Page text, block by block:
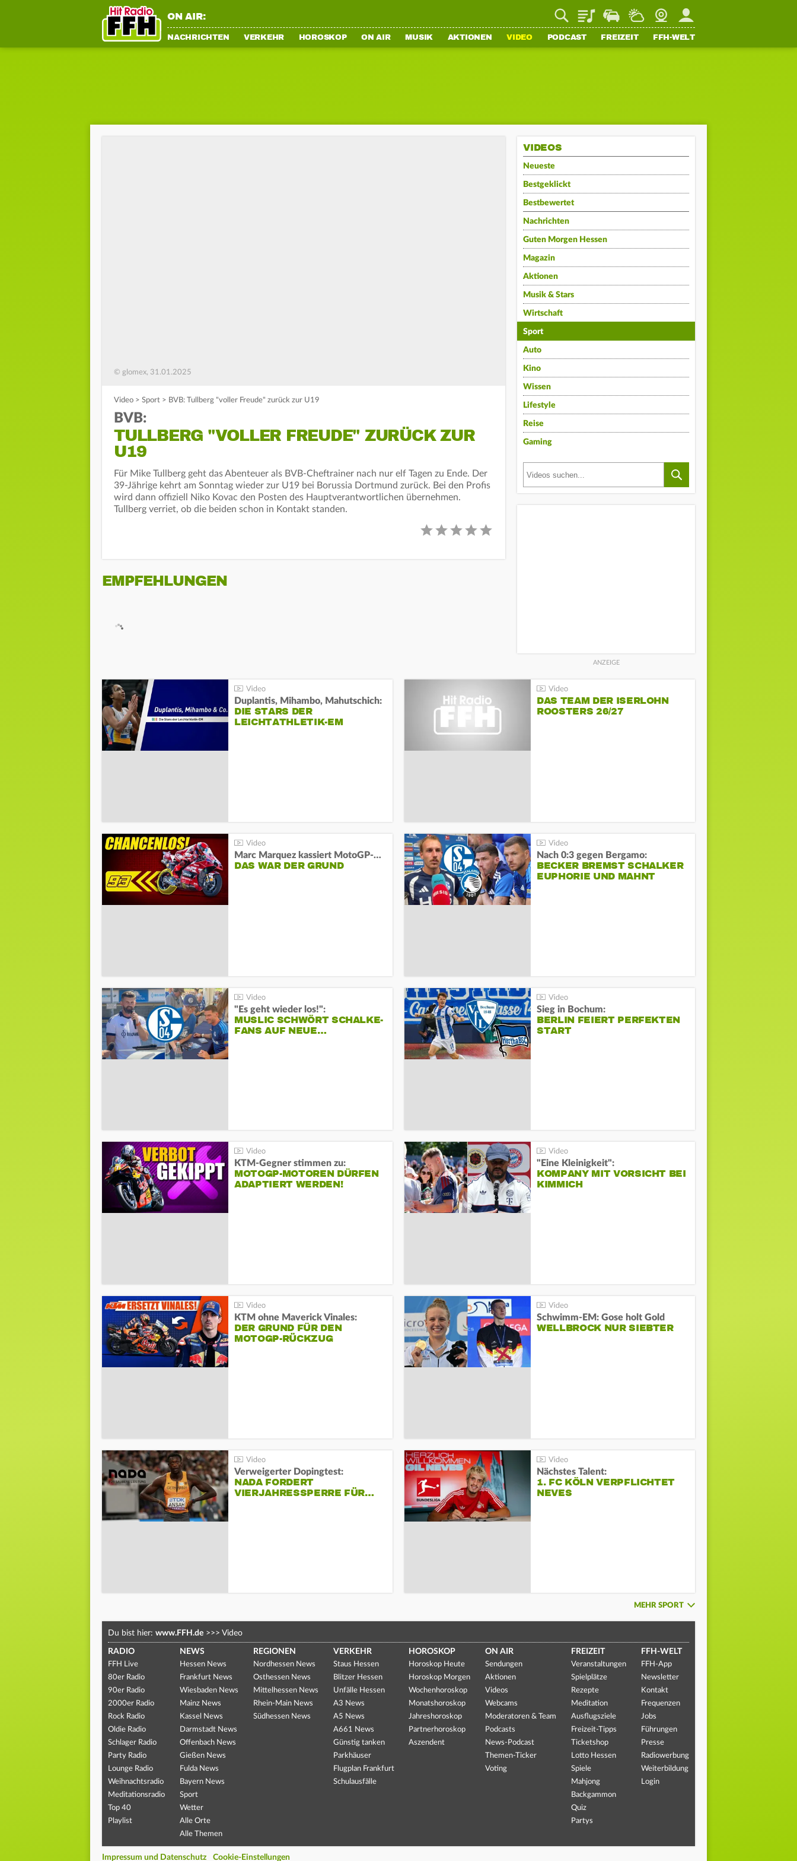
ON AIR: PlaylistStaupilotWetterWebcamMein FFH
NACHRICHTEN VERKEHR HOROSKOP ON AIR MUSIK AKTIONEN VIDEO PODCAST FREIZEIT FFH-WELT
© glomex, 31.01.2025
Video > Sport > BVB: Tullberg "voller Freude" zurück zur U19
BVB:
TULLBERG "VOLLER FREUDE" ZURÜCK ZUR
U19
Für Mike Tullberg geht das Abenteuer als BVB-Cheftrainer nach nur elf Tagen zu Ende. Der
39-Jährige kehrt am Sonntag wieder zur U19 bei Borussia Dortmund zurück. Bei den Profis
wird dann offiziell Niko Kovac den Posten des Hauptverantwortlichen übernehmen.
Tullberg verriet, ob die beiden schon in Kontakt standen.
EMPFEHLUNGEN
VIDEOS
Neueste
Bestgeklickt
Bestbewertet
Nachrichten
Guten Morgen Hessen
Magazin
Aktionen
Musik & Stars
Wirtschaft
Sport
Auto
Kino
Wissen
Lifestyle
Reise
Gaming
Duplantis, Mihambo, Mahutschich:
DIE STARS DER
LEICHTATHLETIK-EM
DAS TEAM DER ISERLOHN
ROOSTERS 26/27
Marc Marquez kassiert MotoGP-Sprint-Schlappe:
DAS WAR DER GRUND
Nach 0:3 gegen Bergamo:
BECKER BREMST SCHALKER
EUPHORIE UND MAHNT
"Es geht wieder los!":
MUSLIC SCHWÖRT SCHALKE-
FANS AUF NEUE…
Sieg in Bochum:
BERLIN FEIERT PERFEKTEN
START
KTM-Gegner stimmen zu:
MOTOGP-MOTOREN DÜRFEN
ADAPTIERT WERDEN!
"Eine Kleinigkeit":
KOMPANY MIT VORSICHT BEI
KIMMICH
KTM ohne Maverick Vinales:
DER GRUND FÜR DEN
MOTOGP-RÜCKZUG
Schwimm-EM: Gose holt Gold
WELLBROCK NUR SIEBTER
Verweigerter Dopingtest:
NADA FORDERT
VIERJAHRESSPERRE FÜR…
Nächstes Talent:
1. FC KÖLN VERPFLICHTET
NEVES
MEHR SPORT
Du bist hier: www.FFH.de >>> Video
RADIO
FFH Live
80er Radio
90er Radio
2000er Radio
Rock Radio
Oldie Radio
Schlager Radio
Party Radio
Lounge Radio
Weihnachtsradio
Meditationsradio
Top 40
Playlist
NEWS
Hessen News
Frankfurt News
Wiesbaden News
Mainz News
Kassel News
Darmstadt News
Offenbach News
Gießen News
Fulda News
Bayern News
Sport
Wetter
Alle Orte
Alle Themen
REGIONEN
Nordhessen News
Osthessen News
Mittelhessen News
Rhein-Main News
Südhessen News
VERKEHR
Staus Hessen
Blitzer Hessen
Unfälle Hessen
A3 News
A5 News
A661 News
Günstig tanken
Parkhäuser
Flugplan Frankfurt
Schulausfälle
HOROSKOP
Horoskop Heute
Horoskop Morgen
Wochenhoroskop
Monatshoroskop
Jahreshoroskop
Partnerhoroskop
Aszendent
ON AIR
Sendungen
Aktionen
Videos
Webcams
Moderatoren & Team
Podcasts
News-Podcast
Themen-Ticker
Voting
FREIZEIT
Veranstaltungen
Spielplätze
Rezepte
Meditation
Ausflugsziele
Freizeit-Tipps
Ticketshop
Lotto Hessen
Spiele
Mahjong
Backgammon
Quiz
Partys
FFH-WELT
FFH-App
Newsletter
Kontakt
Frequenzen
Jobs
Führungen
Presse
Radiowerbung
Weiterbildung
Login
Impressum und Datenschutz Cookie-Einstellungen